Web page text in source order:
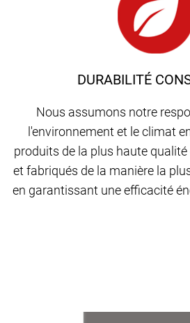
DURABILITÉ
Nous assumons notre
l'environnement et le climat
produits de la plus haute
et fabriqués de la manière la
en garantissant une efficacité